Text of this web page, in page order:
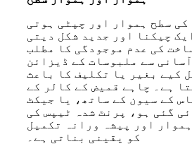
کی سطح ہموار اور چپٹی ہوتی
چیکنا اور جدید شکل دیتی
کی عدم موجودگی کا مطلب
سے ملبوسات کے ڈیزائن
کیے بغیر یا تکلیف کا باعث
ہے۔ چاہے قمیض کے کالر کے
کے سیون کے ساتھ، یا جیکٹ
گئی ہو، پرنٹ شدہ ٹیپس کی
اور پیشہ ورانہ تکمیل
کو یقینی بناتی ہے۔